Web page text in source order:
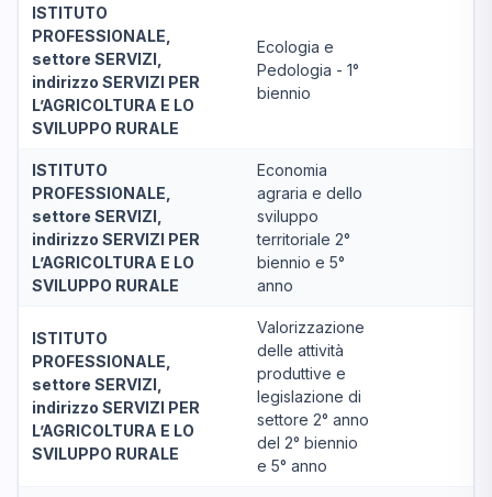
ISTITUTO
PROFESSIONALE,
settore SERVIZI,
indirizzo SERVIZI PER
L’AGRICOLTURA E LO
SVILUPPO RURALE
Ecologia e
Pedologia - 1°
biennio
ISTITUTO
PROFESSIONALE,
settore SERVIZI,
indirizzo SERVIZI PER
L’AGRICOLTURA E LO
SVILUPPO RURALE
Economia
agraria e dello
sviluppo
territoriale 2°
biennio e 5°
anno
ISTITUTO
PROFESSIONALE,
settore SERVIZI,
indirizzo SERVIZI PER
L’AGRICOLTURA E LO
SVILUPPO RURALE
Valorizzazione
delle attività
produttive e
legislazione di
settore 2° anno
del 2° biennio
e 5° anno